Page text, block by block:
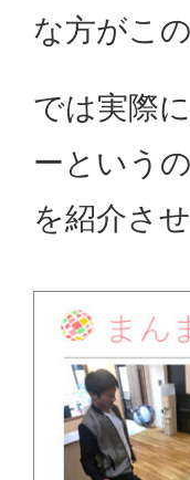
な方がこ
では実際
ーという
を紹介さ